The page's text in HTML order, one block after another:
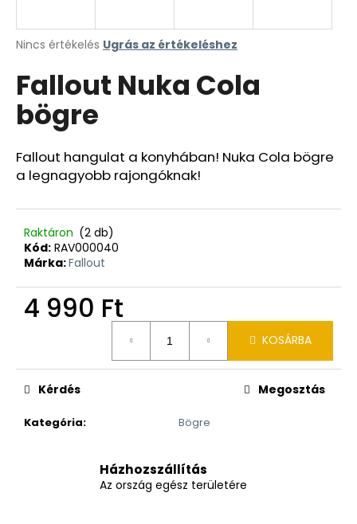
A
átlagos
értékelése
5-
ből
csillag.
Nincs értékelés Ugrás az értékeléshez
Fallout Nuka Cola
bögre
Fallout hangulat a konyhában! Nuka Cola bögre
a legnagyobb rajongóknak!
Raktáron (2 db)
Kód: RAV000040
Márka:Fallout
4 990 Ft
KOSÁRBA
Kategória: Bögre
Kérdés Megosztás
Házhozszállítás
Az ország egész területére